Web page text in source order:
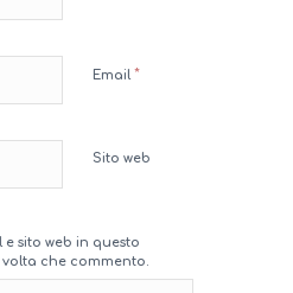
Email *
Sito web
sito web in questo
che commento.